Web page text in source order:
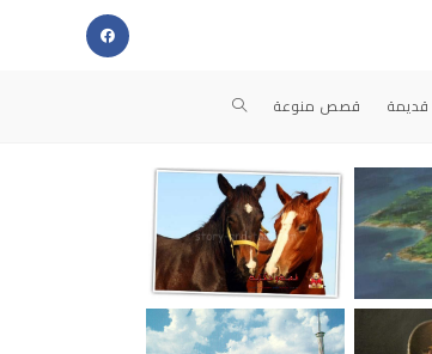
قصص منوعة